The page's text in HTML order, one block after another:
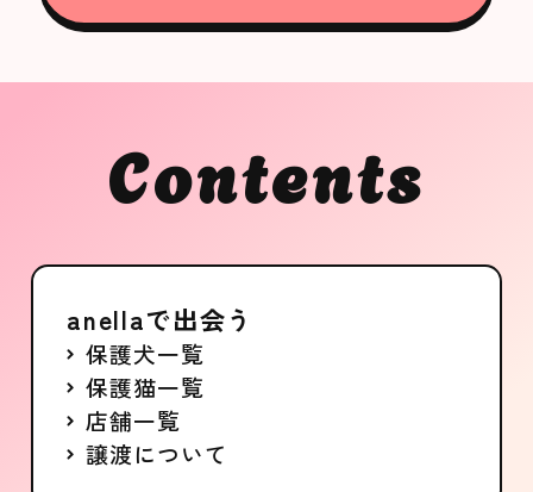
Contents
anellaで出会う
保護犬一覧
保護猫一覧
店舗一覧
譲渡について